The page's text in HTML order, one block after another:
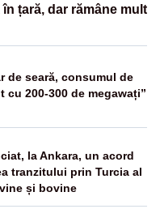
țară, dar rămâne mult
de seară, consumul de
cu 200-300 de megawați”
la Ankara, un acord
tranzitului prin Turcia al
și bovine